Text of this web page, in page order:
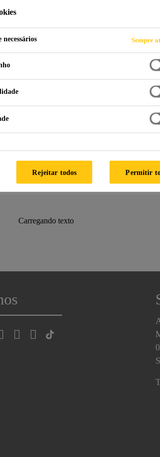
Projects
Carregando texto
Sempre
Rejeitar todos Permitir